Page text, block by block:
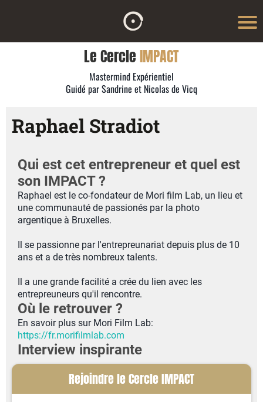
Le CercleIMPACT
Mastermind Expérientiel
Guidé par Sandrine et Nicolas de Vicq
Raphael Stradiot
Qui est cet entrepreneur et quel est
son IMPACT ?
Raphael est le co-fondateur de Mori film Lab, un lieu et
une communauté de passionés par la photo
argentique à Bruxelles.
Il se passionne par l'entrepreunariat depuis plus de 10
ans et a de très nombreux talents.
Il a une grande facilité a crée du lien avec les
entrepreuneurs qu'il rencontre.
Où le retrouver ?
En savoir plus sur Mori Film Lab:
https://fr.morifilmlab.com
Interview inspirante
Rejoindre le Cercle IMPACT